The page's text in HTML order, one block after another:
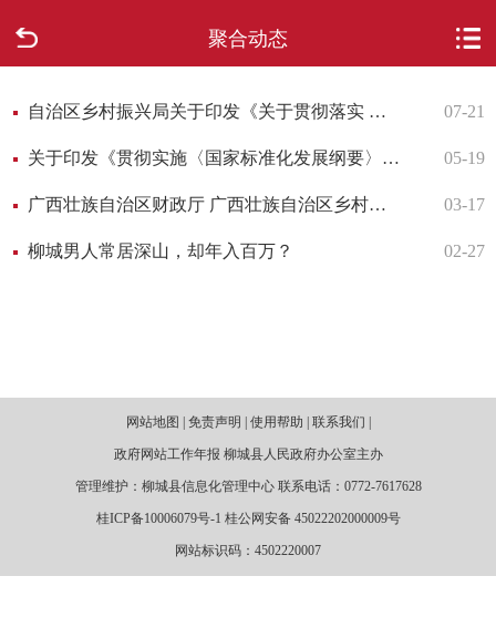
聚合动态
走进柳城
新闻中心
自治区乡村振兴局关于印发《关于贯彻落实 ＜广西乡村建设行动实施方案（2022—2025年）＞ 任务推进工作方案》的通知 07-21
关于印发《贯彻实施〈国家标准化发展纲要〉 行动计划（2024—2025年）》的通知 05-19
广西壮族自治区财政厅 广西壮族自治区乡村振兴局等六部门关于广西财政衔接推进乡村振兴补助资金管理细则的补充通知 03-17
柳城男人常居深山，却年入百万？ 02-27
网站地图 | 免责声明 | 使用帮助 | 联系我们 |
政府网站工作年报 柳城县人民政府办公室主办
管理维护：柳城县信息化管理中心 联系电话：0772-7617628
桂ICP备10006079号-1 桂公网安备 45022202000009号
网站标识码：4502220007